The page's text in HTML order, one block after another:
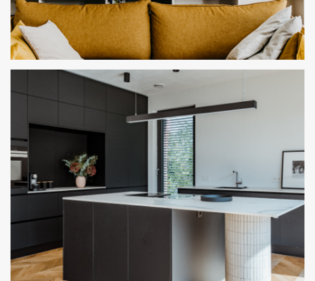
BÜCHERWAND NACH MASS
CREMEWEISS KOMBINIERT MIT EICHE MATT